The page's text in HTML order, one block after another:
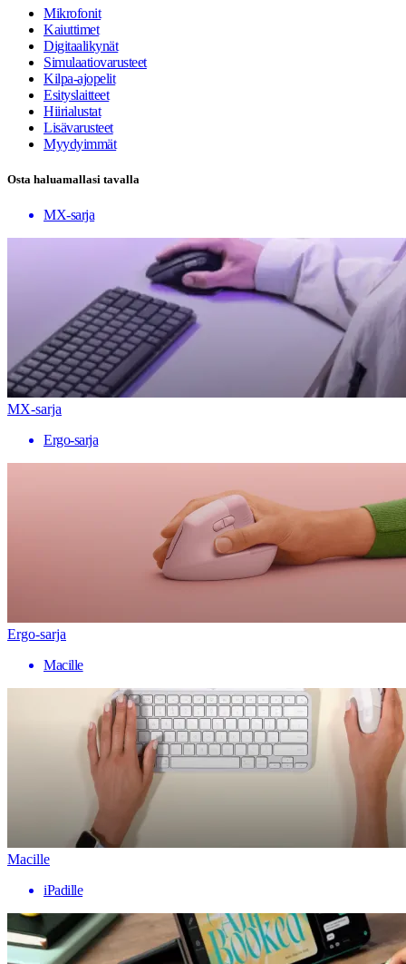
Mikrofonit
Kaiuttimet
Digitaalikynät
Simulaatiovarusteet
Kilpa-ajopelit
Esityslaitteet
Hiirialustat
Lisävarusteet
Myydyimmät
Osta haluamallasi tavalla
MX-sarja
MX-sarja
Ergo-sarja
Ergo-sarja
Macille
Macille
iPadille